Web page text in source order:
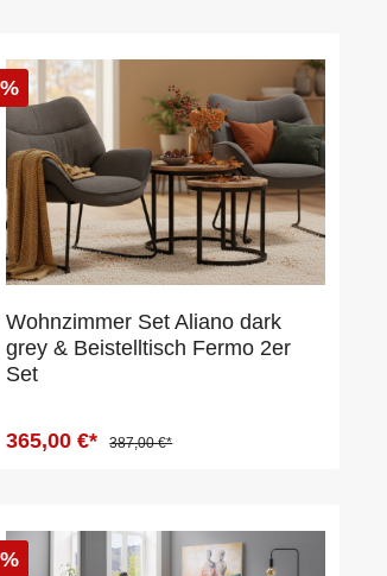
%
Wohnzimmer Set Aliano dark
grey & Beistelltisch Fermo 2er
Set
365,00 €* 387,00 €*
%